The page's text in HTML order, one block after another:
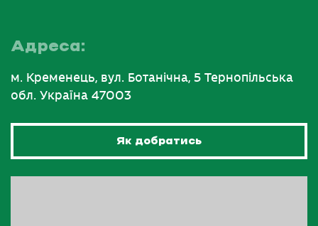
Адреса:
м. Кременець, вул. Ботанічна, 5 Тернопільська
обл. Україна 47003
Як добратись